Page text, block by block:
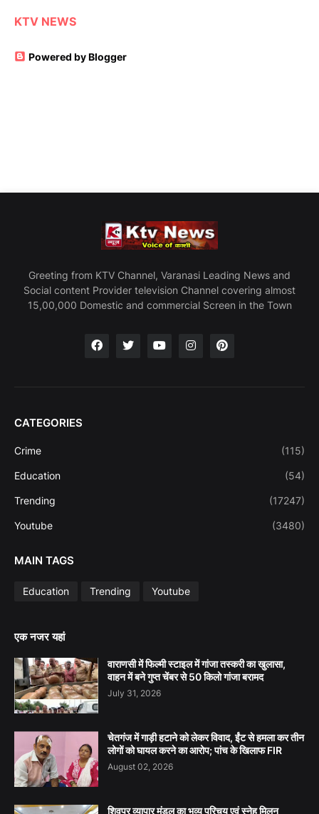
KTV NEWS
Powered by Blogger
Greeting from KTV Channel, Varanasi Leading News and
Social content Provider television Channel covering almost
15,00,000 Domestic and commercial Screen in the Town
CATEGORIES
Crime (115)
Education (54)
Trending (17247)
Youtube (3480)
MAIN TAGS
Education Trending Youtube
एक नजर यहां
वाराणसी में फिल्मी स्टाइल में गांजा तस्करी का खुलासा,
वाहन में बने गुप्त चेंबर से 50 किलो गांजा बरामद
July 31, 2026
चेतगंज में गाड़ी हटाने को लेकर विवाद, ईंट से हमला कर तीन
लोगों को घायल करने का आरोप; पांच के खिलाफ FIR
August 02, 2026
शिवपुर व्यापार मंडल का भव्य परिचय एवं स्नेह मिलन